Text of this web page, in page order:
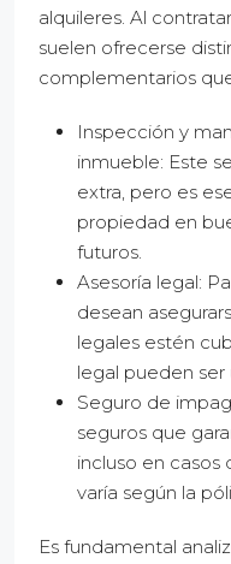
alquileres. Al
suelen ofrecerse
complementarios
Inspección y
inmueble: Este
extra, pero es
propiedad en
futuros.
Asesoría legal:
desean
legales estén
legal pueden
Seguro de
seguros que
incluso en
varía según la
Es fundamental